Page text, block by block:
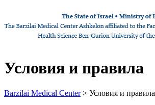
Условия и правила
Barzilai Medical Center> Условия и правила